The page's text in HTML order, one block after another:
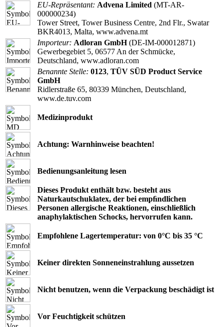
EU-Repräsentant: Advena Limited (MT-AR-
000000234)
Tower Street, Tower Business Centre, 2nd Flr., Swatar
BKR4013, Malta, www.advena.mt
Importeur: Adloran GmbH(DE-IM-000012871)
Gewerbegebiet 5, 06577 An der Schmücke,
Deutschland, www.adloran.com
Benannte Stelle: 0123, TÜV SÜD Product Service
GmbH
Ridlerstraße 65, 80339 München, Deutschland,
www.de.tuv.com
Medizinprodukt
Achtung: Warnhinweise beachten!
Bedienungsanleitung lesen
Dieses Produkt enthält bzw. besteht aus
Naturkautschuklatex, der bei empﬁndlichen
Personen allergische Reaktionen, einschließlich
anaphylaktischen Schocks, hervorrufen kann.
Empfohlene Lagertemperatur: von 0°C bis 35 °C
Keiner direkten Sonneneinstrahlung aussetzen
Nicht benutzen, wenn die Verpackung beschädigt ist
Vor Feuchtigkeit schützen